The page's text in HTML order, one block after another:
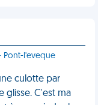
Pont-l'eveque
culotte par
glisse. C'est ma